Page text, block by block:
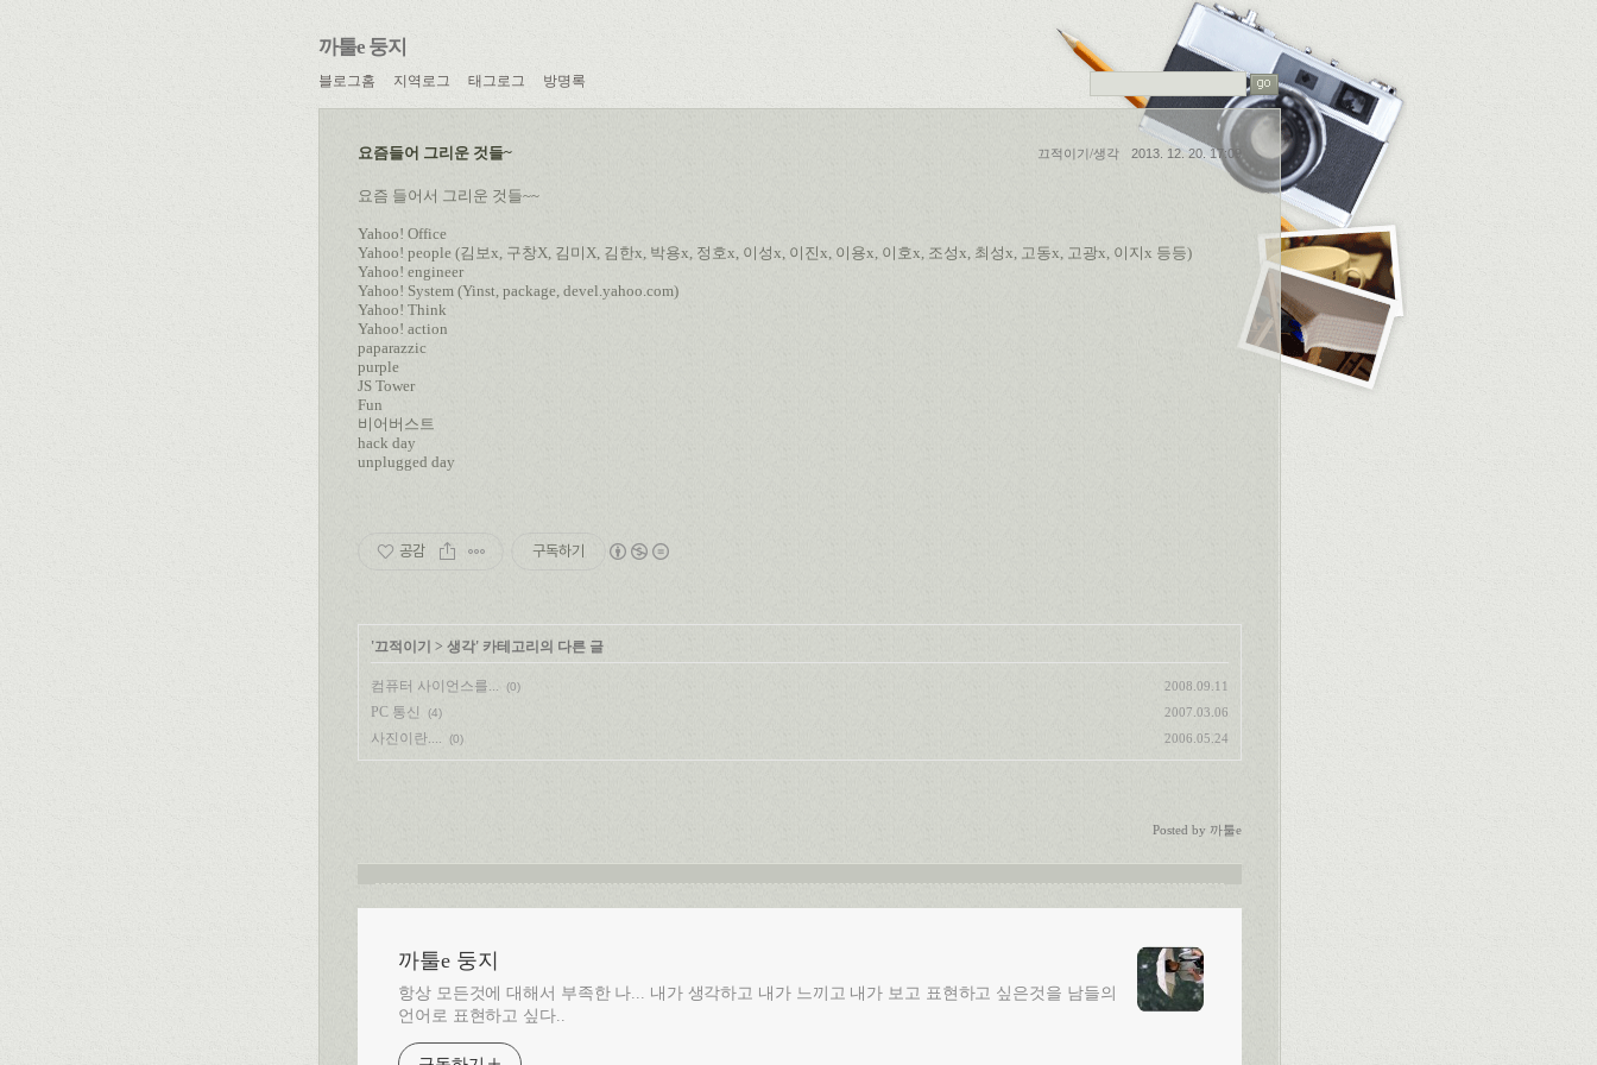
까툴e 둥지
블로그홈 지역로그 태그로그 방명록
요즘들어 그리운 것들~ 끄적이기/생각 2013. 12. 20. 17:09
요즘 들어서 그리운 것들~~
Yahoo! Office
Yahoo! people (김보x, 구창X, 김미X, 김한x, 박용x, 정호x, 이성x, 이진x, 이용x, 이호x, 조성x, 최성x, 고동x, 고광x, 이지x 등등)
Yahoo! engineer
Yahoo! System (Yinst, package, devel.yahoo.com)
Yahoo! Think
Yahoo! action
paparazzic
purple
JS Tower
Fun
비어버스트
hack day
unplugged day
공감 구독하기
'끄적이기 > 생각' 카테고리의 다른 글
컴퓨터 사이언스를... (0) 2008.09.11
PC 통신 (4) 2007.03.06
사진이란.... (0) 2006.05.24
Posted by 까툴e
까툴e 둥지
항상 모든것에 대해서 부족한 나... 내가 생각하고 내가 느끼고 내가 보고 표현하고 싶은것을 남들의
언어로 표현하고 싶다..